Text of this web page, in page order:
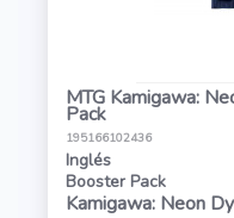
MTG Kamigawa:
Pack
195166102436
Inglés
Booster Pack
Kamigawa: Neon